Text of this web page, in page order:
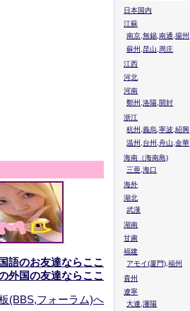
語のお友達ならここ
外国の友達ならここ
(BBS,フォーラム)へ
日本国内
江蘇
南京,無錫,南通,揚州
蘇州,昆山,周庄
江西
河北
河南
鄭州,洛陽,開封
浙江
杭州,義烏,寧波,紹興
温州,台州,舟山,金華
海南（海南島)
三亜,海口
海外
湖北
武漢
湖南
甘粛
福建
アモイ(厦門),福州
貴州
遼寧
大連,瀋陽